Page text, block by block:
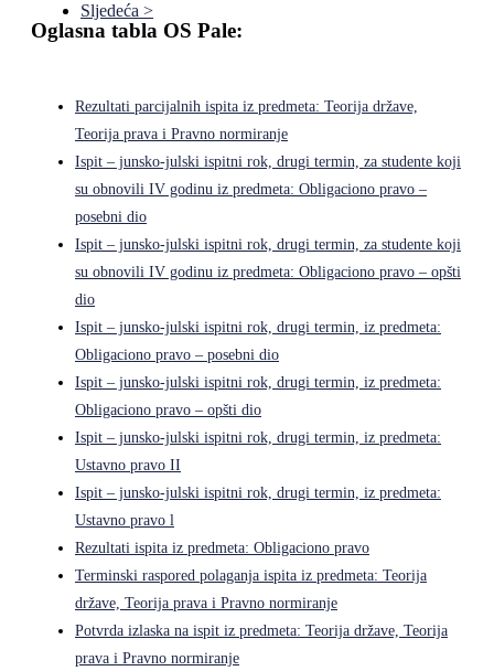
Sljedeća >
Oglasna tabla OS Pale:
Rezultati parcijalnih ispita iz predmeta: Teorija države,
Teorija prava i Pravno normiranje
Ispit – junsko-julski ispitni rok, drugi termin, za studente koji
su obnovili IV godinu iz predmeta: Obligaciono pravo –
posebni dio
Ispit – junsko-julski ispitni rok, drugi termin, za studente koji
su obnovili IV godinu iz predmeta: Obligaciono pravo – opšti
dio
Ispit – junsko-julski ispitni rok, drugi termin, iz predmeta:
Obligaciono pravo – posebni dio
Ispit – junsko-julski ispitni rok, drugi termin, iz predmeta:
Obligaciono pravo – opšti dio
Ispit – junsko-julski ispitni rok, drugi termin, iz predmeta:
Ustavno pravo II
Ispit – junsko-julski ispitni rok, drugi termin, iz predmeta:
Ustavno pravo l
Rezultati ispita iz predmeta: Obligaciono pravo
Terminski raspored polaganja ispita iz predmeta: Teorija
države, Teorija prava i Pravno normiranje
Potvrda izlaska na ispit iz predmeta: Teorija države, Teorija
prava i Pravno normiranje